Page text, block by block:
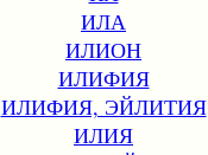
ИЛА
ИЛИОН
ИЛИФИЯ
ИЛИФИЯ, ЭЙЛИТИЯ
ИЛИЯ